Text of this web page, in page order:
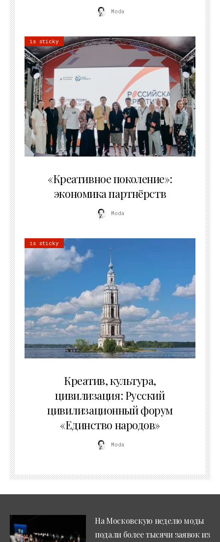
Moda
is sticky
«Креативное поколение»:
экономика партнёрств
Moda
is sticky
Креатив, культура,
цивилизация: Русский
цивилизационный форум
«Единство народов»
Moda
На Московскую неделю моды
подали более тысячи заявок из